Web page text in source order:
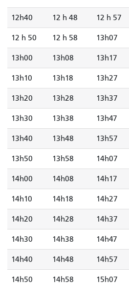
12h40 12 h 48 12 h 57
12 h 50 12 h 58 13h07
13h00 13h08 13h17
13h10 13h18 13h27
13h20 13h28 13h37
13h30 13h38 13h47
13h40 13h48 13h57
13h50 13h58 14h07
14h00 14h08 14h17
14h10 14h18 14h27
14h20 14h28 14h37
14h30 14h38 14h47
14h40 14h48 14h57
14h50 14h58 15h07